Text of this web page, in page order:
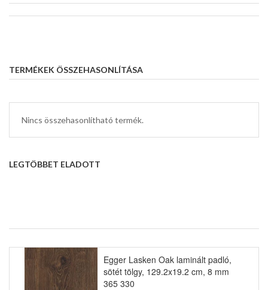
TERMÉKEK ÖSSZEHASONLÍTÁSA
Nincs összehasonlítható termék.
LEGTÖBBET ELADOTT
Egger Lasken Oak laminált padló,
sötét tölgy, 129.2x19.2 cm, 8 mm
365 330